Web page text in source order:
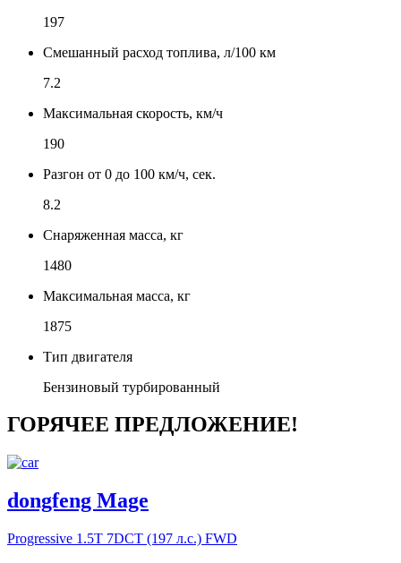
197
Смешанный расход топлива, л/100 км
7.2
Максимальная скорость, км/ч
190
Разгон от 0 до 100 км/ч, сек.
8.2
Снаряженная масса, кг
1480
Максимальная масса, кг
1875
Тип двигателя
Бензиновый турбированный
ГОРЯЧЕЕ ПРЕДЛОЖЕНИЕ!
dongfeng Mage
Progressive 1.5T 7DCT (197 л.с.) FWD